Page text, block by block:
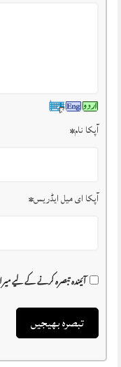
آپکا نام*
آپکا ای میل ایڈریس*
آئیندہ تبصرہ کرنے کے لیے